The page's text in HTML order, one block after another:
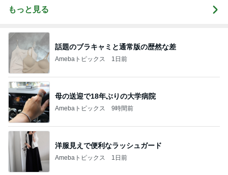
もっと見る
話題のブラキャミと通常版の歴然な差
Amebaトピックス 1日前
母の送迎で18年ぶりの大学病院
Amebaトピックス 9時間前
洋服見えで便利なラッシュガード
Amebaトピックス 1日前